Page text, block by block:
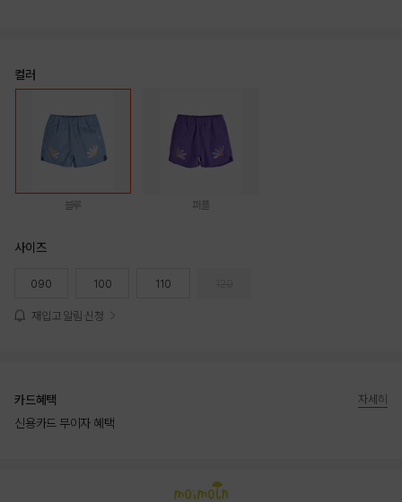
컬러
블루 퍼플
사이즈
090 100 110
재입고 알림 신청
카드혜택
신용카드 무이자 혜택
자세히